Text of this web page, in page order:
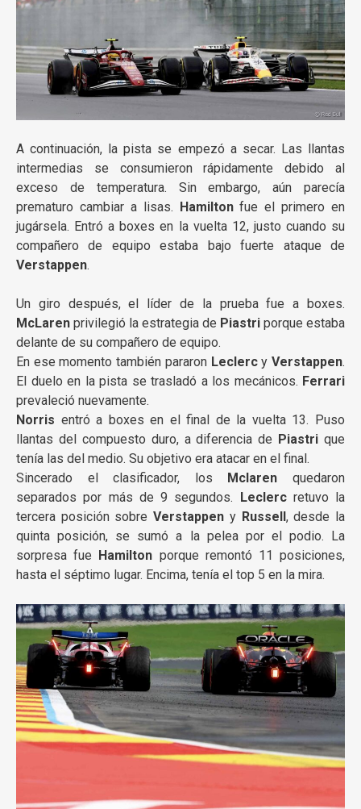
A continuación, la pista se empezó a secar. Las llantas
intermedias se consumieron rápidamente debido al
exceso de temperatura. Sin embargo, aún parecía
prematuro cambiar a lisas. Hamiltonfue el primero en
jugársela. Entró a boxes en la vuelta 12, justo cuando su
compañero de equipo estaba bajo fuerte ataque de
Verstappen.
Un giro después, el líder de la prueba fue a boxes.
McLaren privilegió la estrategia de Piastri porque estaba
delante de su compañero de equipo.
En ese momento también pararon LeclercyVerstappen.
El duelo en la pista se trasladó a los mecánicos. Ferrari
prevaleció nuevamente.
Norris entró a boxes en el final de la vuelta 13. Puso
llantas del compuesto duro, a diferencia de Piastri que
tenía las del medio. Su objetivo era atacar en el final.
Sincerado el clasificador, los Mclaren quedaron
separados por más de 9 segundos. Leclercretuvo la
tercera posición sobreVerstappen y Russell, desde la
quinta posición, se sumó a la pelea por el podio. La
sorpresa fue Hamilton porque remontó 11 posiciones,
hasta el séptimo lugar. Encima, tenía el top 5 en la mira.